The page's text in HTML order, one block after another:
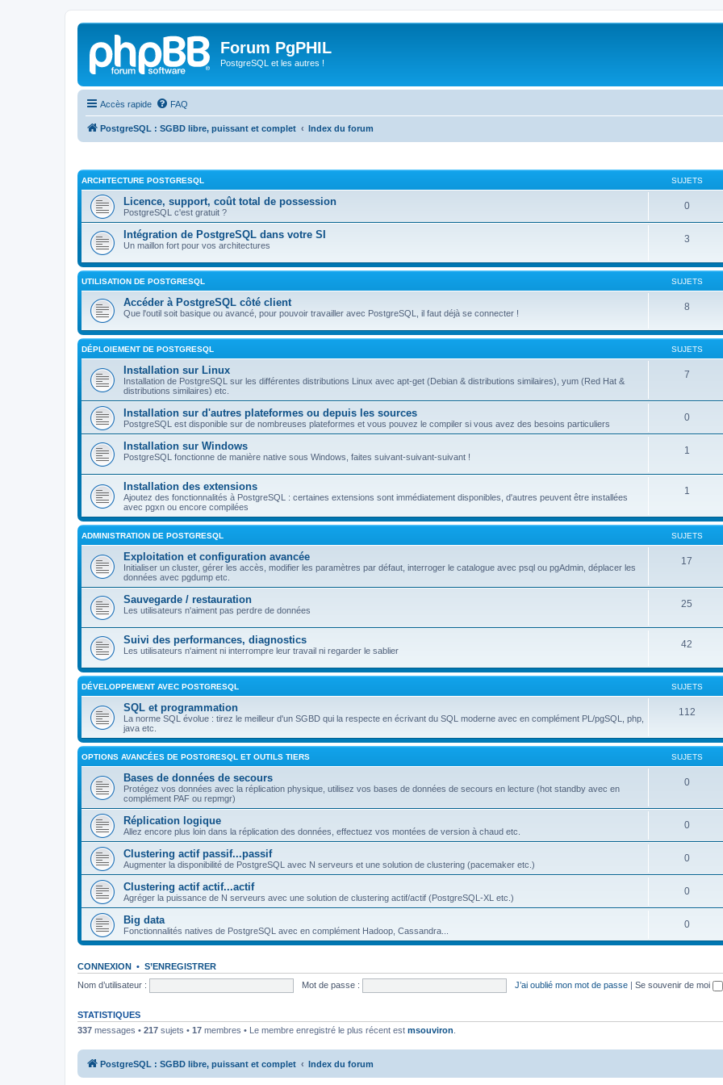
Forum PgPHIL
PostgreSQL et les autres !
Accès rapide FAQ
PostgreSQL : SGBD libre, puissant et complet Index du forum
ARCHITECTURE POSTGRESQL SUJETS
Licence, support, coût total de possession
PostgreSQL c'est gratuit ?
0
Intégration de PostgreSQL dans votre SI
Un maillon fort pour vos architectures
3
UTILISATION DE POSTGRESQL SUJETS
Accéder à PostgreSQL côté client
Que l'outil soit basique ou avancé, pour pouvoir travailler avec PostgreSQL, il faut déjà se connecter !
8
DÉPLOIEMENT DE POSTGRESQL SUJETS
Installation sur Linux
Installation de PostgreSQL sur les différentes distributions Linux avec apt-get (Debian & distributions similaires), yum (Red Hat &
distributions similaires) etc.
7
Installation sur d'autres plateformes ou depuis les sources
PostgreSQL est disponible sur de nombreuses plateformes et vous pouvez le compiler si vous avez des besoins particuliers
0
Installation sur Windows
PostgreSQL fonctionne de manière native sous Windows, faites suivant-suivant-suivant !
1
Installation des extensions
Ajoutez des fonctionnalités à PostgreSQL : certaines extensions sont immédiatement disponibles, d'autres peuvent être installées
avec pgxn ou encore compilées
1
ADMINISTRATION DE POSTGRESQL SUJETS
Exploitation et configuration avancée
Initialiser un cluster, gérer les accès, modifier les paramètres par défaut, interroger le catalogue avec psql ou pgAdmin, déplacer les
données avec pgdump etc.
17
Sauvegarde / restauration
Les utilisateurs n'aiment pas perdre de données
25
Suivi des performances, diagnostics
Les utilisateurs n'aiment ni interrompre leur travail ni regarder le sablier
42
DÉVELOPPEMENT AVEC POSTGRESQL SUJETS
SQL et programmation
La norme SQL évolue : tirez le meilleur d'un SGBD qui la respecte en écrivant du SQL moderne avec en complément PL/pgSQL, php,
java etc.
112
OPTIONS AVANCÉES DE POSTGRESQL ET OUTILS TIERS SUJETS
Bases de données de secours
Protégez vos données avec la réplication physique, utilisez vos bases de données de secours en lecture (hot standby avec en
complément PAF ou repmgr)
0
Réplication logique
Allez encore plus loin dans la réplication des données, effectuez vos montées de version à chaud etc.
0
Clustering actif passif...passif
Augmenter la disponibilité de PostgreSQL avec N serveurs et une solution de clustering (pacemaker etc.)
0
Clustering actif actif...actif
Agréger la puissance de N serveurs avec une solution de clustering actif/actif (PostgreSQL-XL etc.)
0
Big data
Fonctionnalités natives de PostgreSQL avec en complément Hadoop, Cassandra...
0
CONNEXION • S’ENREGISTRER
Nom d’utilisateur :
Mot de passe : J’ai oublié mon mot de passe | Se souvenir de moi
STATISTIQUES
337 messages • 217 sujets • 17 membres • Le membre enregistré le plus récent est msouviron
PostgreSQL : SGBD libre, puissant et complet Index du forum